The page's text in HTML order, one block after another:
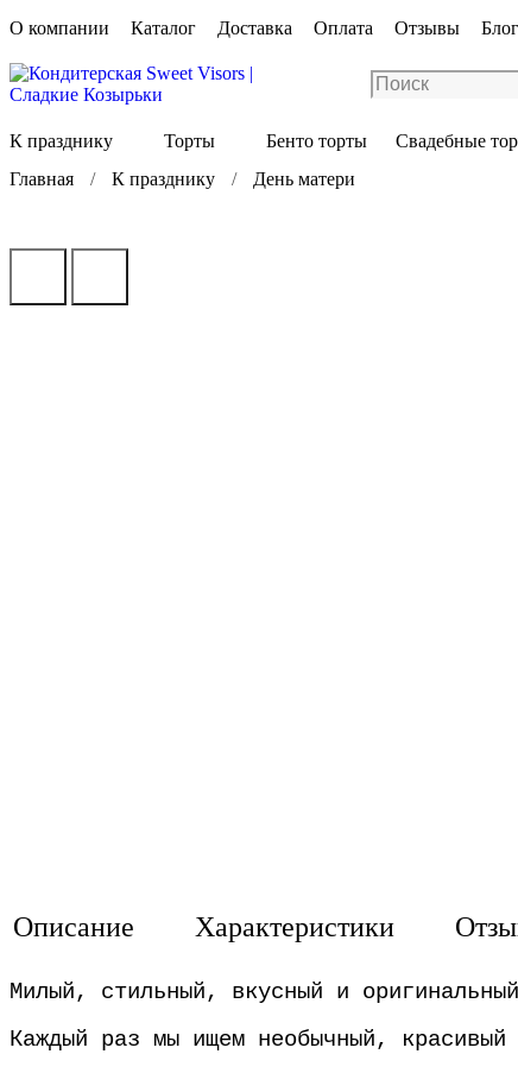
О компании Каталог Доставка Оплата Отзывы Блог
К празднику Торты Бенто торты Свадебные
Главная
К празднику
День матери
Описание Характеристики
Милый, стильный, вкусный и
Каждый раз мы ищем необычный,